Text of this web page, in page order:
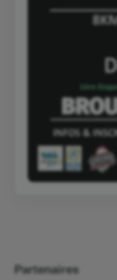
Partenaires